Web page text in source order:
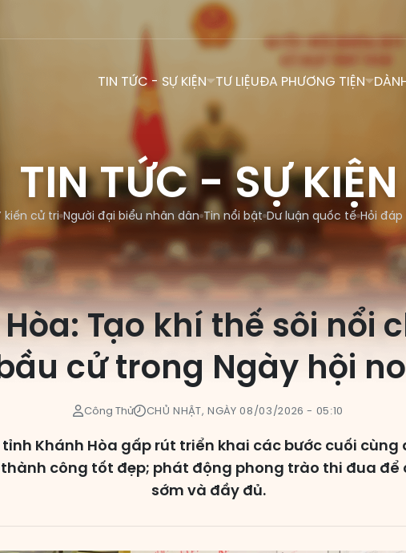
TIN TỨC - SỰ KIỆN TƯ LIỆUĐA PHƯƠNG TIỆN
TIN TỨC - SỰ KIỆN
kiến cử tri Người đại biểu nhân dân Tin nổi bật Dư luận quốc tế Hỏi
Tạo khí thế sôi nổi
cử trong Ngày hội
Công Thử CHỦ NHẬT, NGÀY 08/03/2026 - 05:10
tỉnh Khánh Hòa gấp rút triển khai các bước cuối cùng
công tốt đẹp; phát động phong trào thi đua để
sớm và đầy đủ.